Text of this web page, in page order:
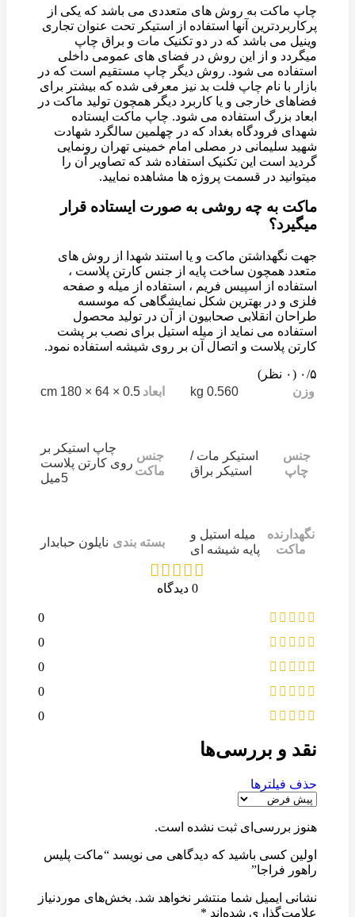
چاپ ماکت به روش های متعددی می باشد که یکی از
پرکاربردترین آنها استفاده از استیکر تحت عنوان تجاری
وینیل می باشد که در دو تکنیک مات و براق چاپ
میگردد و از این روش در فضای های عمومی داخلی
استفاده می شود. روش دیگر چاپ مستقیم است که در
بازار با نام چاپ فلت بد نیز معرفی شده که بیشتر برای
فضاهای خارجی و یا کاربرد دیگر همچون تولید ماکت در
ابعاد بزرگ استفاده می شود. چاپ ماکت ایستاده
شهدای فرودگاه بغداد که در چهلمین سالگرد شهادت
شهید سلیمانی در مصلی امام خمینی تهران رونمایی
گردید است این تکنیک استفاده شد که تصاویر آن را
میتوانید در قسمت پروژه ها مشاهده نمایید.
ماکت به چه روشی به صورت ایستاده قرار
میگیرد؟
جهت نگهداشتن ماکت و یا استند شهدا از روش های
متعدد همچون ساخت پایه از جنس کارتن پلاست ،
استفاده از اسپیس فریم ، استفاده از میله و صفحه
فلزی و در بهترین شکل نمایشگاهی که موسسه
طراحان انقلابی صحابیون از آن در تولید محصول
استفاده می نماید از میله استیل برای نصب بر پشت
کارتن پلاست و اتصال آن بر روی شیشه استفاده نمود.
‫۰/۵ ‫(۰ نظر)
وزن
0.560 kg ابعاد 0.5 × 64 × 180 cm
جنس
چاپ
استیکر مات /
استیکر براق
جنس
ماکت
چاپ استیکر بر
روی کارتن پلاست
5میل
نگهدارنده
ماکت
میله استیل و
پایه شیشه ای
بسته بندی نایلون حبابدار
0 دیدگاه
0
0
0
0
0
نقد و بررسی‌ها
حذف فیلترها
هنوز بررسی‌ای ثبت نشده است.
اولین کسی باشید که دیدگاهی می نویسد “ماکت پلیس
راهور فراجا”
نشانی ایمیل شما منتشر نخواهد شد. بخش‌های موردنیاز
علامت‌گذاری شده‌اند *